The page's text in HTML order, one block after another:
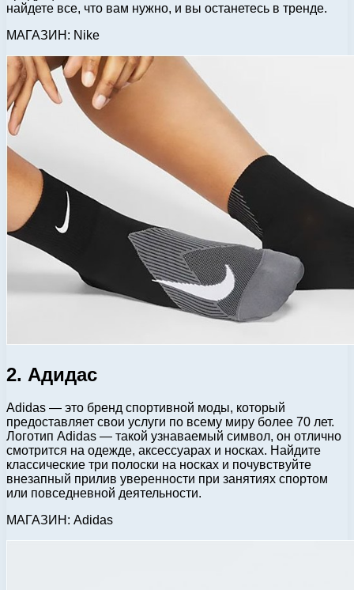
найдете все, что вам нужно, и вы останетесь в тренде.
МАГАЗИН: Nike
2. Адидас
Adidas — это бренд спортивной моды, который
предоставляет свои услуги по всему миру более 70 лет.
Логотип Adidas — такой узнаваемый символ, он отлично
смотрится на одежде, аксессуарах и носках. Найдите
классические три полоски на носках и почувствуйте
внезапный прилив уверенности при занятиях спортом
или повседневной деятельности.
МАГАЗИН: Adidas